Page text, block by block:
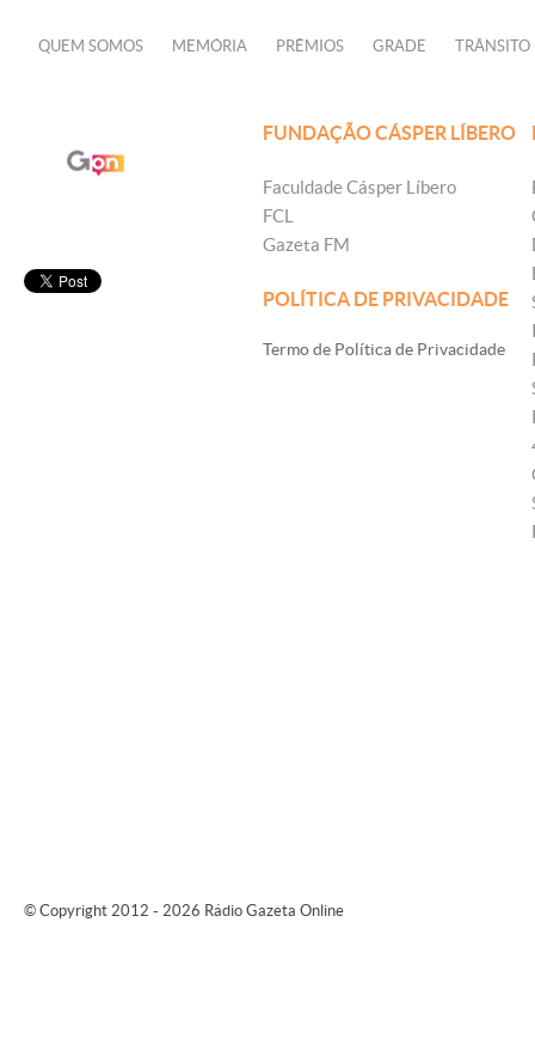
QUEM SOMOS MEMÓRIA PRÊMIOS GRADE TRÂNSITO
FUNDAÇÃO CÁSPER LÍBERO
Faculdade Cásper Líbero
FCL
Gazeta FM
POLÍTICA DE PRIVACIDADE
Termo de Política de Privacidade
© Copyright 2012 - 2026 Rádio Gazeta Online